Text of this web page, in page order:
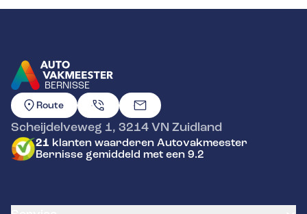
BERNISSE
GA NAAR DE HOMEPAGINA
Route
Scheijdelveweg 1, 3214 VN Zuidland
21 klanten waarderen Autovakmeester
Bernisse gemiddeld met een 9.2